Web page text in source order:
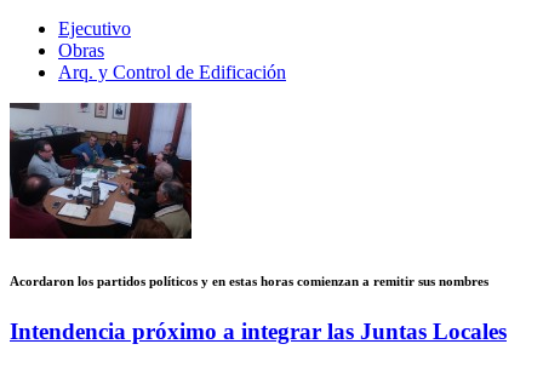
Ejecutivo
Obras
Arq. y Control de Edificación
Acordaron los partidos políticos y en estas horas comienzan a remitir sus nombres
Intendencia próximo a integrar las Juntas Locales